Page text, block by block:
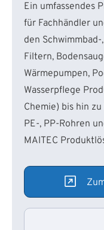
Ein umfassendes
für Fachhändler
den
Filtern,
Wärmepumpen,
Wasserpflege
Chemie) bis hin
PE-, PP-Rohren
MAITEC